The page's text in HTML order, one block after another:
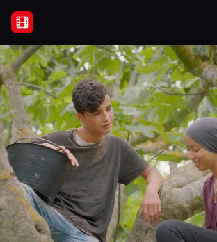
Filme Online Subtitrate - Acasă